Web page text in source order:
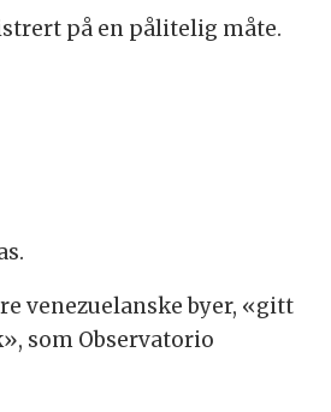
på en pålitelig måte.
venezuelanske byer, «gitt
som Observatorio